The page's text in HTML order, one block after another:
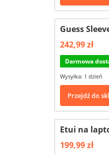
Guess
242,99 zł
Darmowa
Wysyłka: 1 dzień
Przejdź do
Etui na
199,99 zł